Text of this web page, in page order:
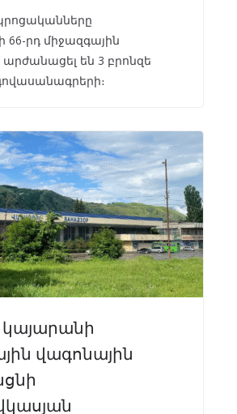
րդ միջազգային
են 3 բրոնզե
վագոնային